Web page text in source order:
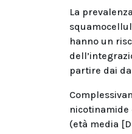
La
hanno un
partire dai
nicotinamide
(età media